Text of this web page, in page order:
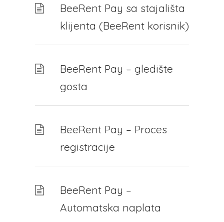
BeeRent Pay sa stajališta
klijenta (BeeRent korisnik)
BeeRent Pay – gledište
gosta
BeeRent Pay – Proces
registracije
BeeRent Pay –
Automatska naplata